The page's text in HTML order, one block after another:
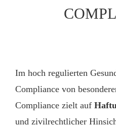
Im hoch regulierten
Compliance von
Compliance zielt auf
und zivilrechtlicher